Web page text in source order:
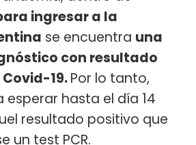
ingresar a la
se encuentra una
con resultado
19.Por lo tanto,
esperar hasta el día 14
resultado positivo que
un test PCR.